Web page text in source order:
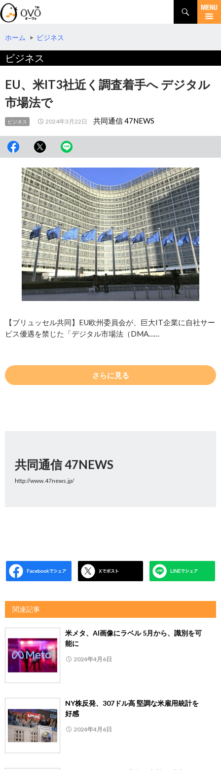
検
索
コ
テ
へ
移
動
ホーム > ビジネス
ビジネス
EU、米IT3社近く調査着手へ デジタル
市場法で
ビジネス 2024年3月22日 共同通信 47NEWS
【ブリュッセル共同】EU欧州委員会が、巨大IT企業に自社サー
ビス優遇を禁じた「デジタル市場法（DMA……
さらに見る
共同通信 47NEWS
http://www.47news.jp/
関連記事
米メタ、AI画像にラベル 5月から、識別を可
能に
2024年4月6日
NY株反発、307ドル高 堅調な米雇用統計を
好感
2024年4月6日